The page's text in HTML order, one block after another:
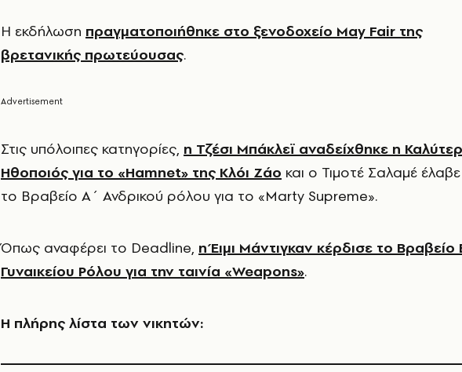
Η εκδήλωση πραγματοποιήθηκε στο ξενοδοχείο May Fair της
βρετανικής πρωτεύουσας.
Στις υπόλοιπες κατηγορίες, η Τζέσι Μπάκλεϊ αναδείχθηκε η
Ηθοποιός για το «Hamnet» της Κλόι Ζάο και ο Τιμοτέ Σαλαμέ έλαβε
το Βραβείο Α΄ Ανδρικού ρόλου για το «Marty Supreme».
Όπως αναφέρει το Deadline, η Έιμι Μάντιγκαν κέρδισε το Βραβείο
Γυναικείου Ρόλου για την ταινία «Weapons».
Η πλήρης λίστα των νικητών: